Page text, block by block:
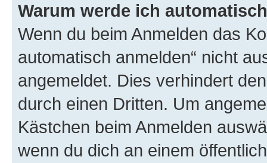
Warum werde ich
Wenn du beim Anmelden das
automatisch anmelden“ nicht
angemeldet. Dies verhindert
durch einen Dritten. Um
Kästchen beim Anmelden
wenn du dich an einem